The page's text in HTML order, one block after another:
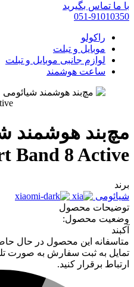
با ما تماس بگیرید
051-91010350
راکولو
موبایل و تبلت
لوازم جانبی موبایل و تبلت
ساعت هوشمند
مچ‌بند هوشمند
Band 8 Active
برند
شیائومی
توضیحات محصول
وضعیت محصول:
آکبند
متاسفانه این محصول در حال
تمایل به ثبت سفارش به صورت
ارتباط برقرار کنید.